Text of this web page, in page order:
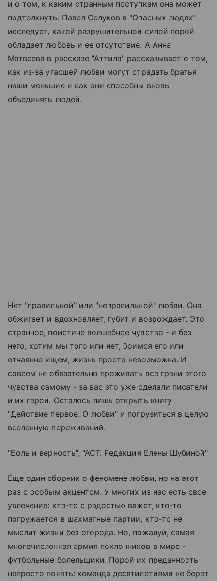
и о том, к каким странным поступкам она может
подтолкнуть. Павел Селуков в "Опасных людях"
исследует, какой разрушительной силой порой
обладает любовь и ее отсутствие. А Анна
Матвеева в рассказе "Аттила" рассказывает о том,
как из‑за угасшей любви могут страдать братья
наши меньшие и как они способны вновь
объединять людей.
Нет "правильной" или "неправильной" любви. Она
обжигает и вдохновляет, губит и возрождает. Это
странное, поистине волшебное чувство - и без
него, хотим мы того или нет, боимся его или
отчаянно ищем, жизнь просто невозможна. И
совсем не обязательно проживать все грани этого
чувства самому - за вас это уже сделали писатели
и их герои. Осталось лишь открыть книгу
"Действие первое. О любви" и погрузиться в целую
вселенную переживаний.
"Боль и верность", "АСТ: Редакция Елены Шубиной"
Еще один сборник о феномене любви, но на этот
раз с особым акцентом. У многих из нас есть свое
увлечение: кто‑то с радостью вяжет, кто‑то
погружается в шахматные партии, кто‑то не
мыслит жизни без огорода. Но, пожалуй, самая
многочисленная армия поклонников в мире -
футбольные болельщики. Порой их преданность
непросто понять: команда десятилетиями не берет